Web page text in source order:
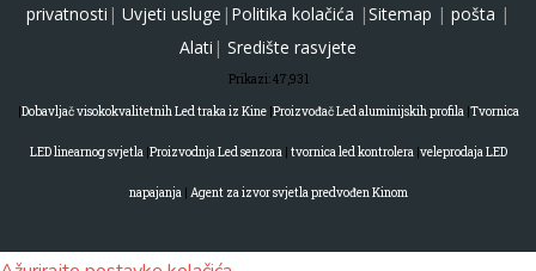
privatnosti | Uvjeti usluge | Politika kolačića |Sitemap | pošta |
Alati | Središte rasvjete
Prikazi:47,931
|Dobavljač visokokvalitetnih Led traka iz Kine|Proizvođač Led aluminijskih profila |Tvornica
LED linearnog svjetla |Proizvodnja Led senzora | tvornica led kontrolera |veleprodaja LED
napajanja | Agent za izvor svjetla predvođen Kinom